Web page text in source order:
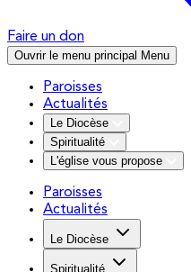
Faire un don
Ouvrir le menu principal Menu
Paroisses
Actualités
Le Diocèse
Spiritualité
L'église vous propose
Paroisses
Actualités
Le Diocèse
Spiritualité